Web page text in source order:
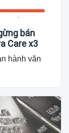
bán
Care x3
hành văn